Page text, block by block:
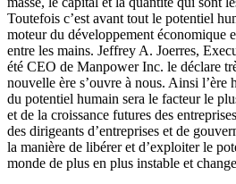
Toutefois c’est avant tout le potentiel
moteur du développement économique
entre les mains. Jeffrey A. Joerres,
été CEO de Manpower Inc. le déclare
nouvelle ère s’ouvre à nous. Ainsi l’ère
du potentiel humain sera le facteur le
et de la croissance futures des
des dirigeants d’entreprises et de
la manière de libérer et d’exploiter le
monde de plus en plus instable et